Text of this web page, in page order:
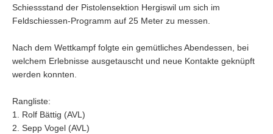
Schiessstand der Pistolensektion Hergiswil um sich im
Feldschiessen-Programm auf 25 Meter zu messen.
Nach dem Wettkampf folgte ein gemütliches Abendessen, bei
welchem Erlebnisse ausgetauscht und neue Kontakte geknüpft
werden konnten.
Rangliste:
1. Rolf Bättig (AVL)
2. Sepp Vogel (AVL)